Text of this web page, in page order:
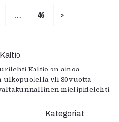
… 46 >
Kaltio
Kaltio on ainoa
ulkopuolella yli 80 vuotta
mielipidelehti.
Kategoriat